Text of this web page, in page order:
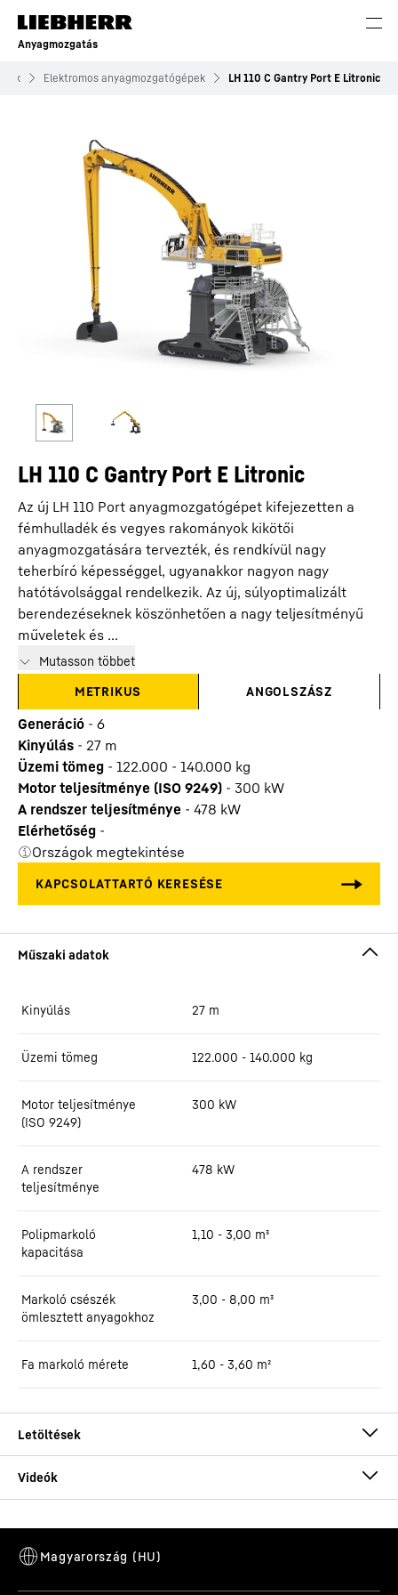
Anyagmozgatás
Elektromos anyagmozgatógépek LH 110 C Gantry Port E Litronic
LH 110 C Gantry Port E Litronic
Az új LH 110 Port anyagmozgatógépet kifejezetten a
fémhulladék és vegyes rakományok kikötői
anyagmozgatására tervezték, és rendkívül nagy
teherbíró képességgel, ugyanakkor nagyon nagy
hatótávolsággal rendelkezik. Az új, súlyoptimalizált
berendezéseknek köszönhetően a nagy teljesítményű
műveletek és ...
Mutasson többet
METRIKUS
ANGOLSZÁSZ
Generáció - 6
Kinyúlás - 27 m
Üzemi tömeg - 122.000 - 140.000 kg
Motor teljesítménye (ISO 9249) - 300 kW
A rendszer teljesítménye - 478 kW
Elérhetőség -
Országok megtekintése
Kinyúlás 27 m
Üzemi tömeg 122.000 - 140.000 kg
Motor teljesítménye
(ISO 9249)
300 kW
A rendszer
teljesítménye
478 kW
Polipmarkoló
kapacitása
1,10 - 3,00 m³
Markoló csészék
ömlesztett anyagokhoz
3,00 - 8,00 m³
Fa markoló mérete 1,60 - 3,60 m²
Brochure LH 110 Port Litronic
az Ön adatai – ideértve az IP-címét is – továbbításra kerülnek a